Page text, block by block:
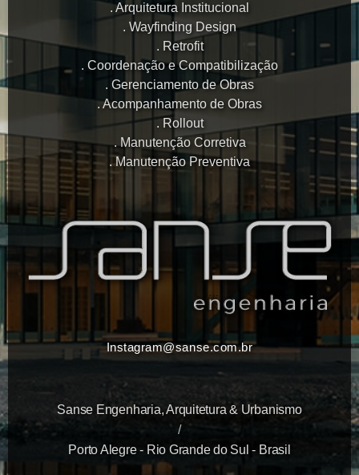
Arquitetura Institucional
Wayfinding Design
Retrofit
Coordenação e Compatibilização
Gerenciamento de Obras
Acompanhamento de Obras
Rollout
Manutenção Corretiva
Manutenção Preventiva
Instagram@sanse.com.br
Sanse Engenharia, Arquitetura & Urbanismo
/
Porto Alegre - Rio Grande do Sul - Brasil